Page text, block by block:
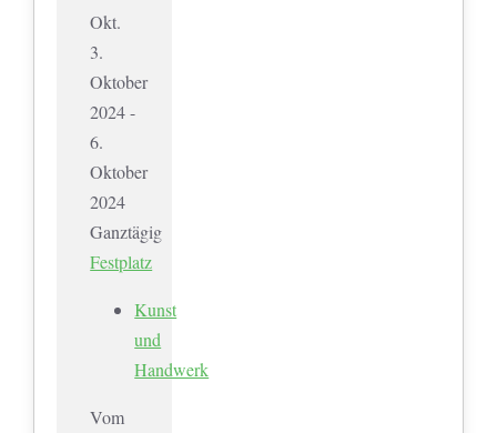
Okt.
3.
Oktober
2024 -
6.
Oktober
2024
Ganztägig
Festplatz
Kunst
und
Handwerk
Vom